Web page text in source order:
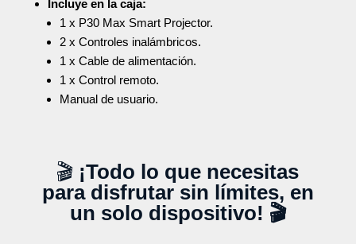
Incluye en la caja:
1 x P30 Max Smart Projector.
2 x Controles inalámbricos.
1 x Cable de alimentación.
1 x Control remoto.
Manual de usuario.
🎬 ¡Todo lo que necesitas
para disfrutar sin límites, en
un solo dispositivo! 🎬